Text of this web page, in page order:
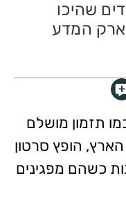
שהיכו
המדע
תזמון מושלם
הופץ סרטון
כשהם מפגינים